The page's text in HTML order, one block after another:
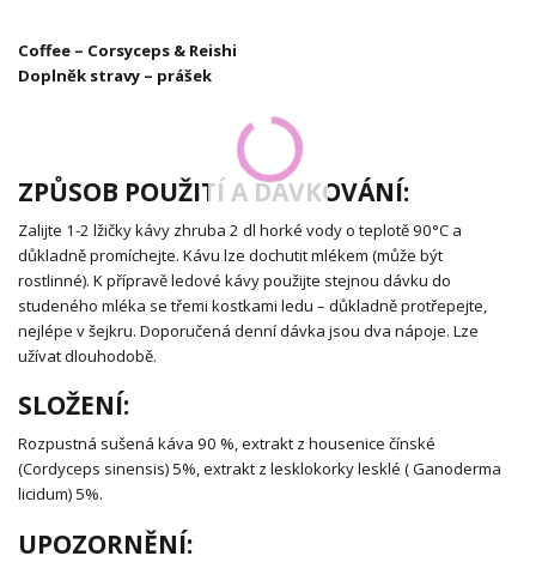
Coffee – Corsyceps & Reishi
Doplněk stravy – prášek
ZPŮSOB POUŽITÍ A DÁVKOVÁNÍ:
Zalijte 1-2 lžičky kávy zhruba 2 dl horké vody o teplotě 90°C a
důkladně promíchejte. Kávu lze dochutit mlékem (může být
rostlinné). K přípravě ledové kávy použijte stejnou dávku do
studeného mléka se třemi kostkami ledu – důkladně protřepejte,
nejlépe v šejkru. Doporučená denní dávka jsou dva nápoje. Lze
užívat dlouhodobě.
SLOŽENÍ:
Rozpustná sušená káva 90 %, extrakt z housenice čínské
(Cordyceps sinensis) 5%, extrakt z lesklokorky lesklé ( Ganoderma
licidum) 5%.
UPOZORNĚNÍ: